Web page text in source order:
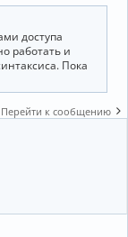
доступа
работать и
Пока
Перейти к сообщению